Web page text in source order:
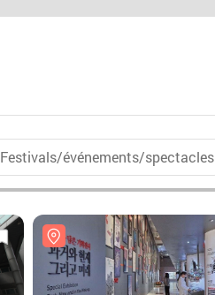
Festivals/événements/spectacles